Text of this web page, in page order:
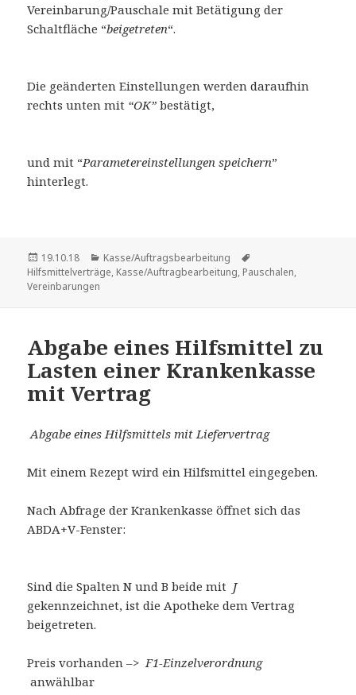
Vereinbarung/Pauschale mit Betätigung der
Schaltfläche “beigetreten“.
Die geänderten Einstellungen werden daraufhin
rechts unten mit “OK”bestätigt,
und mit “Parametereinstellungen speichern”
hinterlegt.
Veröffentlicht
am
19.10.18 Kategorien
Kasse/Auftragsbearbeitung
Hilfsmittelverträge, Kasse/Auftragbearbeitung, Pauschalen,
Vereinbarungen
Abgabe eines Hilfsmittel zu
Lasten einer Krankenkasse
mit Vertrag
Abgabe eines Hilfsmittels mit Liefervertrag
Mit einem Rezept wird ein Hilfsmittel eingegeben.
Nach Abfrage der Krankenkasse öffnet sich das
ABDA+V-Fenster:
Sind die Spalten N und B beide mit J
gekennzeichnet, ist die Apotheke dem Vertrag
beigetreten.
Preis vorhanden –> F1-Einzelverordnung
anwählbar